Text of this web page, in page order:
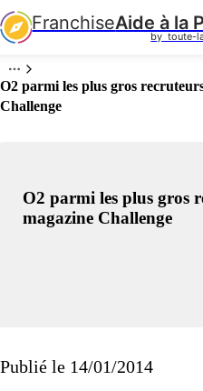
FranchiseAide à la
by  toute-
O2 parmi les plus gros
Challenge
O2 parmi les plus gros
magazine Challenge
Publié le 14/01/2014